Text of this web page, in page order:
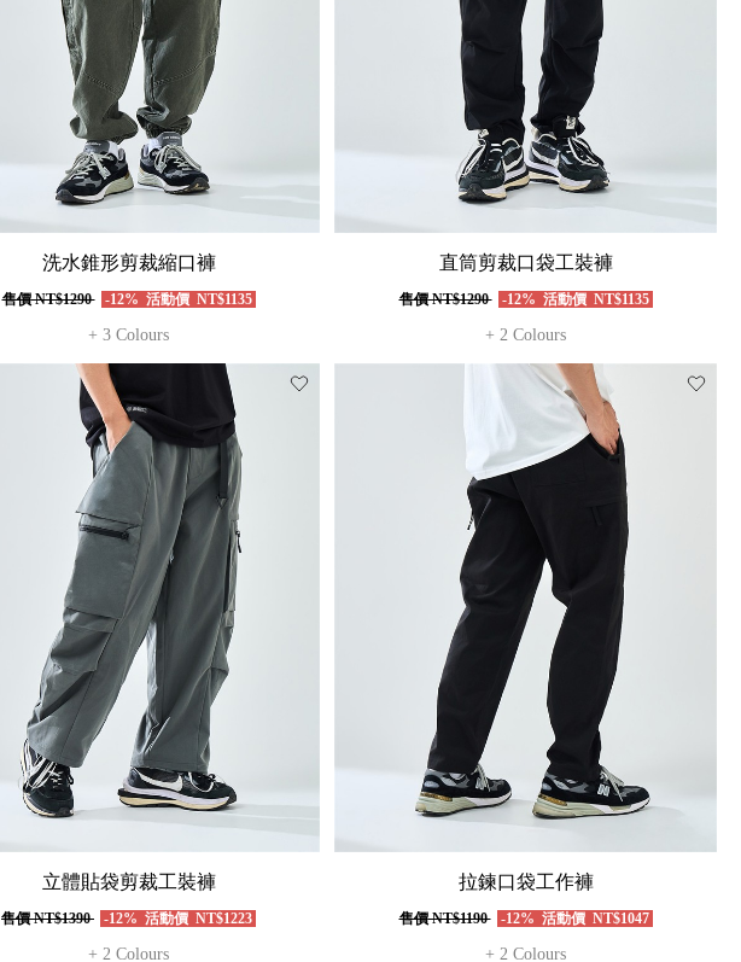
洗水錐形剪裁縮口褲
售價NT$1290 -12% 活動價NT$1135
+ 3 Colours
直筒剪裁口袋工裝褲
售價NT$1290 -12% 活動價NT$1135
+ 2 Colours
立體貼袋剪裁工裝褲
售價NT$1390 -12% 活動價 NT$1223
+ 2 Colours
拉鍊口袋工作褲
售價NT$1190 -12% 活動價NT$1047
+ 2 Colours